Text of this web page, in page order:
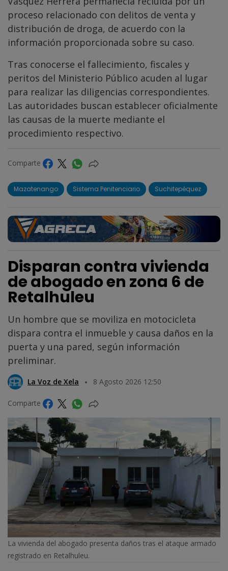
proceso relacionado con delitos de venta y
distribución de droga, de acuerdo con la
información proporcionada sobre su caso.
Tras conocerse el fallecimiento, fiscales y
peritos del Ministerio Público acuden al lugar
para realizar las diligencias correspondientes.
Las autoridades buscan establecer oficialmente
las causas de la muerte mediante el
procedimiento respectivo.
Comparte
Mazatenango Sistema Penitenciario Suchitepéquez
Disparan contra vivienda
de abogado en zona 6 de
Retalhuleu
Un hombre que se moviliza en motocicleta
dispara contra el inmueble y causa daños en la
puerta y una pared, según información
preliminar.
La Voz de Xela 8 Agosto 2026 12:50
Comparte
La vivienda del abogado presenta daños tras el ataque armado
registrado en Retalhuleu.